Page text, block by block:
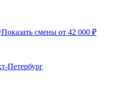
Показать смены от 42 000 ₽
Петербург